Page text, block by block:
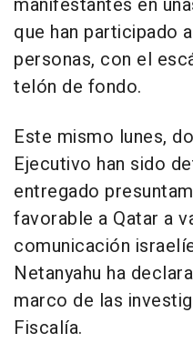
manifestantes en
que han participado
personas, con el
telón de fondo.
Este mismo lunes,
Ejecutivo han sido
entregado
favorable a Qatar a
comunicación
Netanyahu ha
marco de las
Fiscalía.